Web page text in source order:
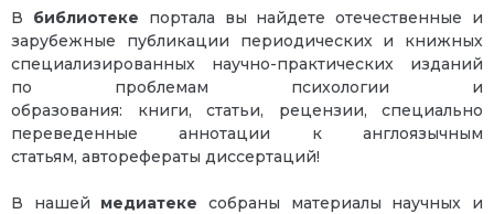
В библиотеке портала вы найдете отечественные и
зарубежные публикации периодических и книжных
специализированных научно-практических изданий
по проблемам психологии и
образования: книги, статьи, рецензии, специально
переведенные аннотации к англоязычным
статьям, авторефераты диссертаций!
В нашей медиатеке собраны материалы научных и